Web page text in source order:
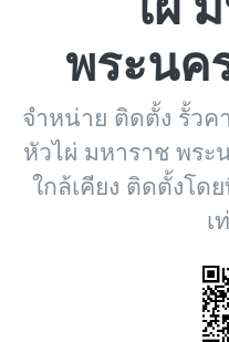
พระนค
จำหน่าย ติดตั้ง รั้ว
หัวไผ่ มหาราช พระ
ใกล้เคียง ติดตั้งโ
เ